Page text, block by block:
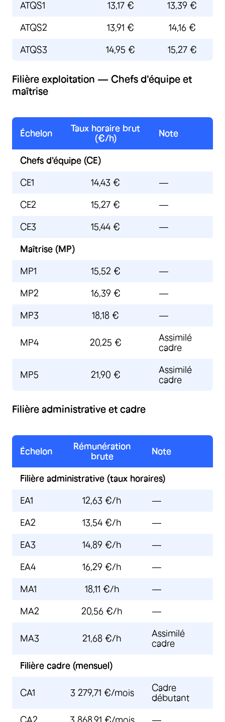
ATQS1 13,17 € 13,39 €
ATQS2 13,91 € 14,16 €
ATQS3 14,95 € 15,27 €
Filière exploitation — Chefs d'équipe et
maîtrise
Échelon
Taux horaire brut
(€/h)
Note
Chefs d'équipe (CE)
CE1 14,43 € —
CE2 15,27 € —
CE3 15,44 € —
Maîtrise (MP)
MP1 15,52 € —
MP2 16,39 € —
MP3 18,18 € —
MP4 20,25 €
Assimilé
cadre
MP5 21,90 €
Assimilé
cadre
Filière administrative et cadre
Échelon
Rémunération
brute
Note
Filière administrative (taux horaires)
EA1 12,63 €/h —
EA2 13,54 €/h —
EA3 14,89 €/h —
EA4 16,29 €/h —
MA1 18,11 €/h —
MA2 20,56 €/h —
MA3 21,68 €/h
Assimilé
cadre
Filière cadre (mensuel)
CA1 3 279,71 €/mois
Cadre
débutant
CA2 3 868,91 €/mois —